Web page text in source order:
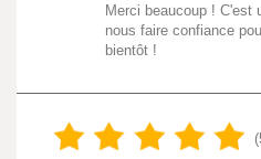
Merci beaucoup ! C'est
nous faire confiance
bientôt !